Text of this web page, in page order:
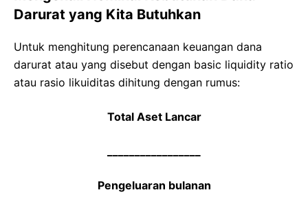
Darurat yang Kita Butuhkan
Untuk menghitung perencanaan keuangan dana
darurat atau yang disebut dengan basic liquidity ratio
atau rasio likuiditas dihitung dengan rumus:
Total Aset Lancar
Pengeluaran bulanan